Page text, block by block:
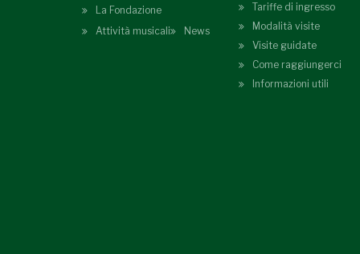
La Fondazione
Attività musicali
News
Tariffe di ingresso
Modalità visite
Visite guidate
Come raggiungerci
Informazioni utili